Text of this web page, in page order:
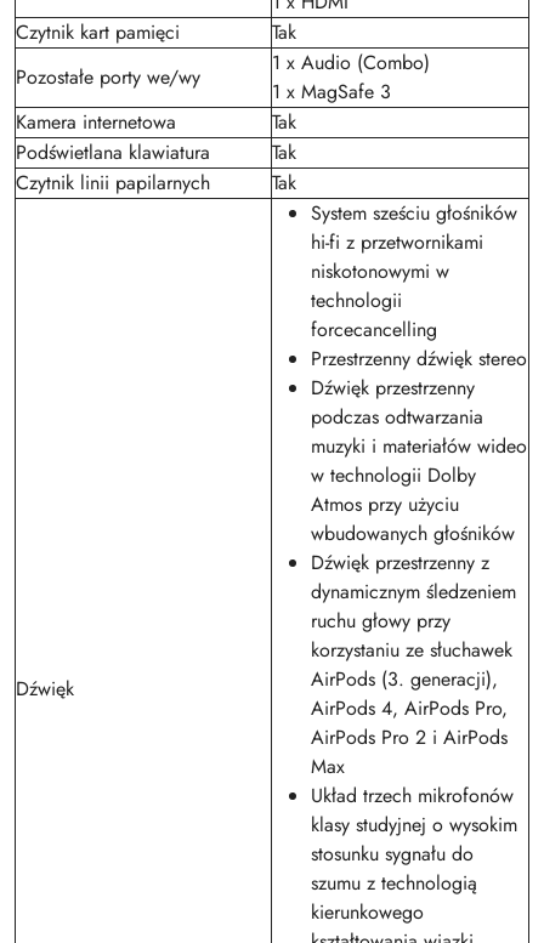
Czytnik kart pamięci
Tak
Pozostałe porty we/wy
1 x Audio (Combo)
1 x MagSafe 3
Kamera internetowa
Tak
Podświetlana klawiatura
Tak
Czytnik linii papilarnych
Tak
Dźwięk
System sześciu głośników
hi-fi z przetwornikami
niskotonowymi w
technologii
forcecancelling
Przestrzenny dźwięk stereo
Dźwięk przestrzenny
podczas odtwarzania
muzyki i materiałów wideo
w technologii Dolby
Atmos przy użyciu
wbudowanych głośników
Dźwięk przestrzenny z
dynamicznym śledzeniem
ruchu głowy przy
korzystaniu ze słuchawek
AirPods (3. generacji),
AirPods 4, AirPods Pro,
AirPods Pro 2 i AirPods
Max
Układ trzech mikrofonów
klasy studyjnej o wysokim
stosunku sygnału do
szumu z technologią
kierunkowego